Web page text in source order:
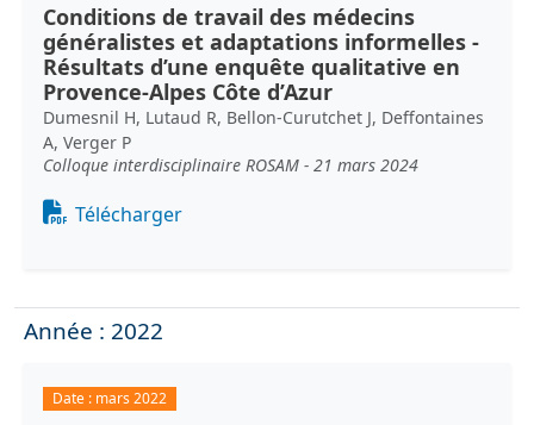
Conditions de travail des médecins
généralistes et adaptations informelles -
Résultats d’une enquête qualitative en
Provence-Alpes Côte d’Azur
Dumesnil H, Lutaud R, Bellon-Curutchet J, Deffontaines
A, Verger P
Colloque interdisciplinaire ROSAM - 21 mars 2024
Document
Télécharger
Année : 2022
Date : mars 2022